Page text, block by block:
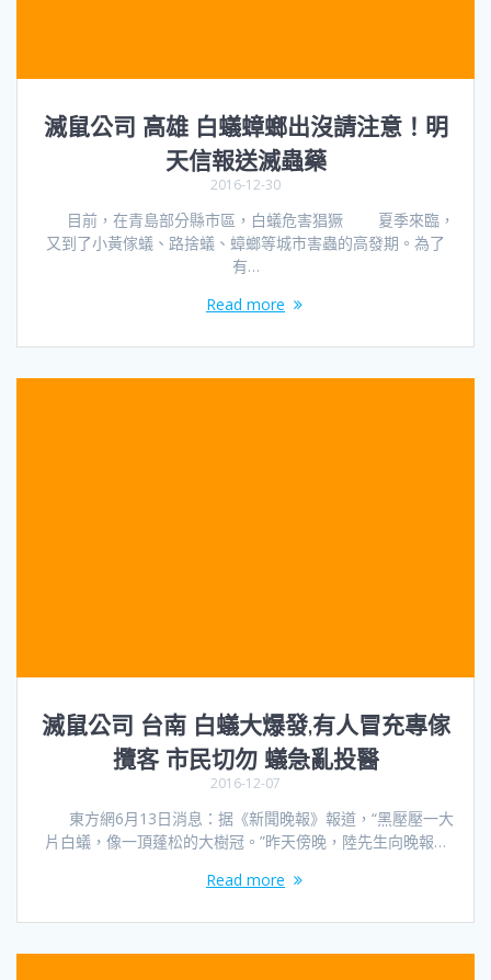
滅鼠公司 高雄 白蟻蟑螂出沒請注意！明
天信報送滅蟲藥
2016-12-30
目前，在青島部分縣市區，白蟻危害猖獗 夏季來臨，
又到了小黃傢蟻、路捨蟻、蟑螂等城市害蟲的高發期。為了
有…
Read more
滅鼠公司 台南 白蟻大爆發,有人冒充專傢
攬客 市民切勿 蟻急亂投醫
2016-12-07
東方網6月13日消息：据《新聞晚報》報道，“黑壓壓一大
片白蟻，像一頂蓬松的大樹冠。”昨天傍晚，陸先生向晚報…
Read more